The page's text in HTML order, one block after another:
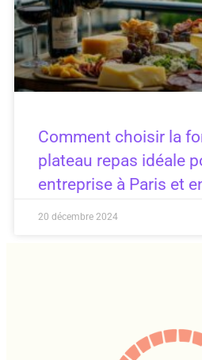
Comment choisir la
plateau repas idéale
entreprise à Paris et
20 décembre 2024